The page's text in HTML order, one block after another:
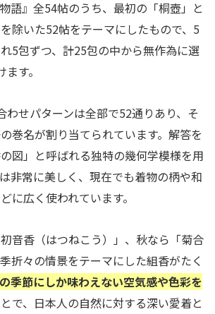
語』全54帖のうち、最初の「桐壺」と
除いた52帖をテーマにしたもので、5
5包ずつ、計25包の中から無作為に選
す。
わせパターンは全部で52通りあり、そ
巻名が割り当てられています。解答を
図」と呼ばれる独特の幾何学模様を用
非常に美しく、現在でも着物の柄や和
に広く使われています。
音香（はつねこう）」、秋なら「菊合
折々の情景をテーマにした組香がたく
季節にしか味わえない空気感や色彩を
で、日本人の自然に対する深い愛着と